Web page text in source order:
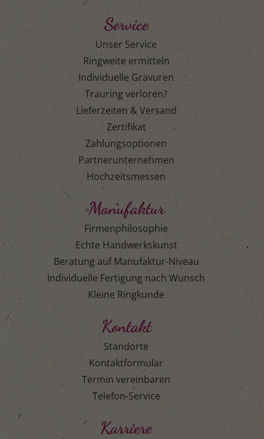
Service
Unser Service
Ringweite ermitteln
Individuelle Gravuren
Trauring verloren?
Lieferzeiten & Versand
Zertifikat
Zahlungsoptionen
Partnerunternehmen
Hochzeitsmessen
Manufaktur
Firmenphilosophie
Echte Handwerkskunst
Beratung auf Manufaktur-Niveau
Individuelle Fertigung nach Wunsch
Kleine Ringkunde
Kontakt
Standorte
Kontaktformular
Termin vereinbaren
Telefon-Service
Karriere